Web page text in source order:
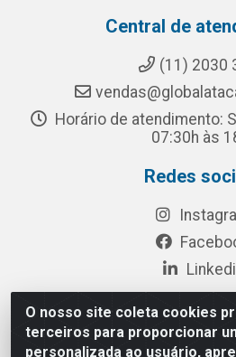
O nosso site coleta cookies
terceiros para proporcionar
personalizada ao usuário,
Central de
(11) 2030
Horário de atendimento:
07:30h às
Redes
Rua Chipuê, 117 - S. Miguel